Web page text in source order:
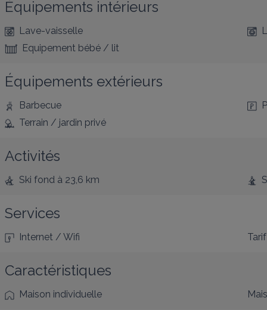
Équipements intérieurs
Lave-vaisselle
Equipement bébé / lit
Équipements extérieurs
Barbecue
Terrain / jardin privé
Activités
Ski fond à 23,6 km
Services
Internet / Wifi
Caractéristiques
Maison individuelle